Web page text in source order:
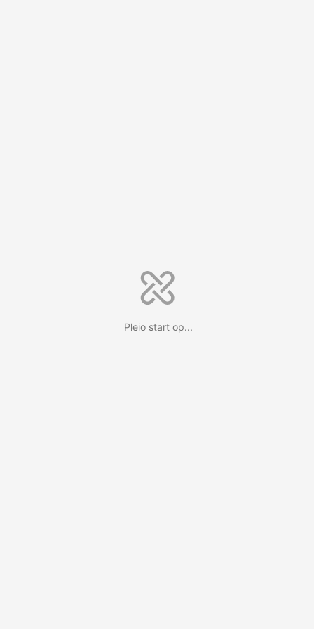
Pleio start op...